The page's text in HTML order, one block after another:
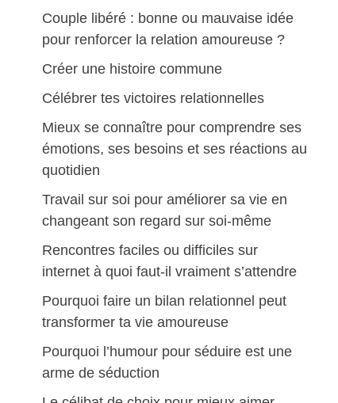
Couple libéré : bonne ou mauvaise idée
pour renforcer la relation amoureuse ?
Créer une histoire commune
Célébrer tes victoires relationnelles
Mieux se connaître pour comprendre ses
émotions, ses besoins et ses réactions au
quotidien
Travail sur soi pour améliorer sa vie en
changeant son regard sur soi-même
Rencontres faciles ou difficiles sur
internet à quoi faut-il vraiment s’attendre
Pourquoi faire un bilan relationnel peut
transformer ta vie amoureuse
Pourquoi l’humour pour séduire est une
arme de séduction